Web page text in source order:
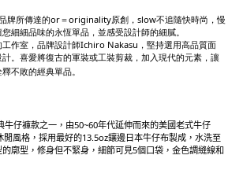
牌所傳達的or＝originality原創，slow不追隨快時尚，慢
細細品味的永恆單品，並感受設計師的細膩。
作室，品牌設計師Ichiro Nakasu，堅持選用高品質面
。喜愛將復古的軍裝或工裝剪裁，加入現代的元素，讓
不敗的經典單品。
仔褲款之一，由50~60年代延伸而來的美國老式牛仔
風格，採用最好的13.5oz鑲邊日本牛仔布製成，水洗至
廓型，修身但不緊身，細節可見5個口袋，金色調縫線和